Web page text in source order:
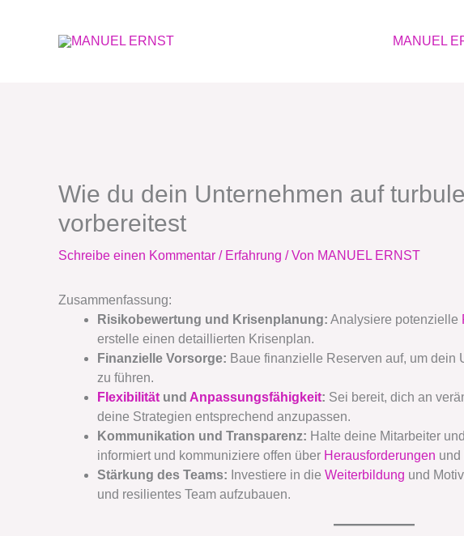
MANUEL
Wie du dein Unternehmen auf
vorbereitest
Schreibe einen Kommentar / Erfahrung / Von MANUEL ERNST
Zusammenfassung:
Risikobewertung und Krisenplanung: Analysiere potenzielle
erstelle einen detaillierten Krisenplan.
Finanzielle Vorsorge: Baue finanzielle Reserven auf, um
zu führen.
Flexibilität und Anpassungsfähigkeit: Sei bereit, dich an
deine Strategien entsprechend anzupassen.
Kommunikation und Transparenz: Halte deine Mitarbeiter
informiert und kommuniziere offen über Herausforderungen und
Stärkung des Teams: Investiere in die Weiterbildung und
und resilientes Team aufzubauen.